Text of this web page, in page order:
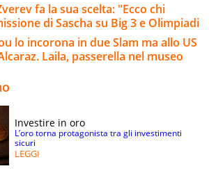
fa la sua scelta: "Ecco chi
di Sascha su Big 3 e Olimpiadi
lo incorona in due Slam ma allo US
Laila, passerella nel museo
Investire in oro
L’oro torna protagonista tra gli investimenti
sicuri
LEGGI